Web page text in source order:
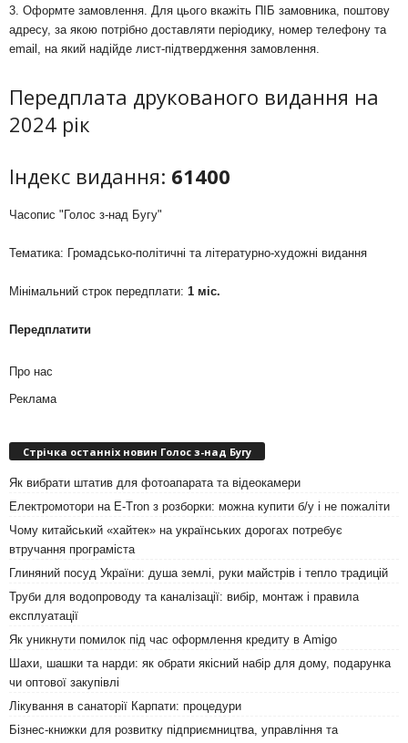
3. Оформте замовлення. Для цього вкажіть ПІБ замовника, поштову
адресу, за якою потрібно доставляти періодику, номер телефону та
email, на який надійде лист-підтвердження замовлення.
Передплата друкованого видання на
2024 рік
Індекс видання: 61400
Часопис "Голос з-над Бугу"
Тематика: Громадсько-політичні та літературно-художні видання
Мінімальний строк передплати: 1 міс.
Передплатити
Про нас
Реклама
Стрічка останніх новин Голос з-над Бугу
Як вибрати штатив для фотоапарата та відеокамери
Електромотори на E-Tron з розборки: можна купити б/у і не пожаліти
Чому китайський «хайтек» на українських дорогах потребує
втручання програміста
Глиняний посуд України: душа землі, руки майстрів і тепло традицій
Труби для водопроводу та каналізації: вибір, монтаж і правила
експлуатації
Як уникнути помилок під час оформлення кредиту в Amigo
Шахи, шашки та нарди: як обрати якісний набір для дому, подарунка
чи оптової закупівлі
Лікування в санаторії Карпати: процедури
Бізнес-книжки для розвитку підприємництва, управління та